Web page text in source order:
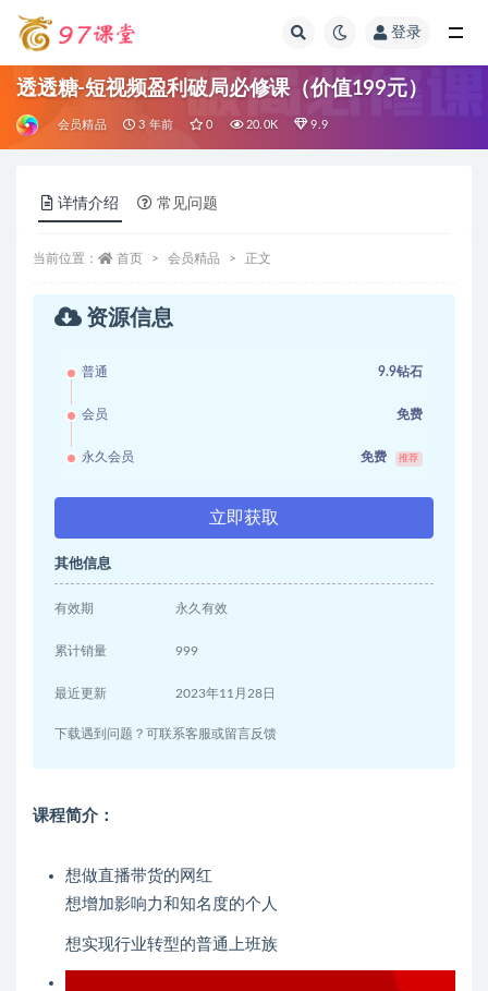
登录
透透糖-短视频盈利破局必修课（价值199元）
会员精品 3 年前 0 20.0K 9.9
详情介绍 常见问题
当前位置： 首页 会员精品 正文
资源信息
普通 9.9钻石
会员 免费
永久会员 免费 推荐
立即获取
其他信息
有效期 永久有效
累计销量 999
最近更新 2023年11月28日
下载遇到问题？可联系客服或留言反馈
课程简介：
想做直播带货的网红
想增加影响力和知名度的个人
想实现行业转型的普通上班族